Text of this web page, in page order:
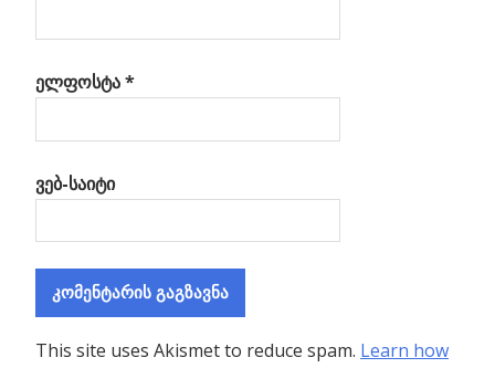
ელფოსტა*
ვებ-საიტი
This site uses Akismet to reduce spam. Learn how